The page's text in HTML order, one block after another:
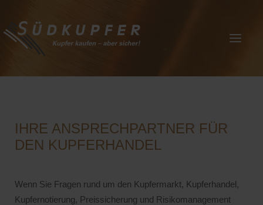
IHRE ANSPRECHPARTNER FÜR
DEN KUPFERHANDEL
Wenn Sie Fragen rund um den Kupfermarkt, Kupferhandel,
Kupfernotierung, Preissicherung und Risikomanagement